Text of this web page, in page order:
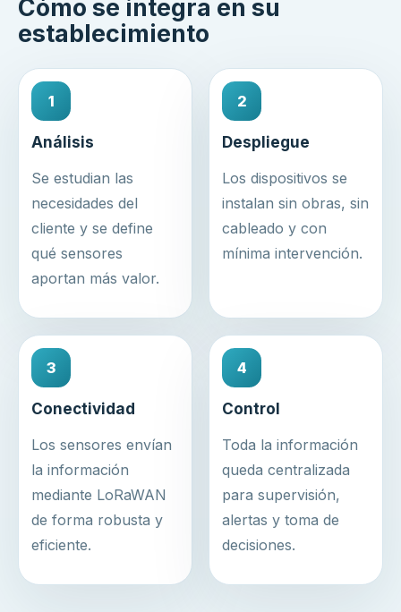
Cómo se integra en su
establecimiento
1
Análisis
Se estudian las
necesidades del
cliente y se define
qué sensores
aportan más valor.
2
Despliegue
Los dispositivos se
instalan sin obras, sin
cableado y con
mínima intervención.
3
Conectividad
Los sensores envían
la información
mediante LoRaWAN
de forma robusta y
eficiente.
4
Control
Toda la información
queda centralizada
para supervisión,
alertas y toma de
decisiones.